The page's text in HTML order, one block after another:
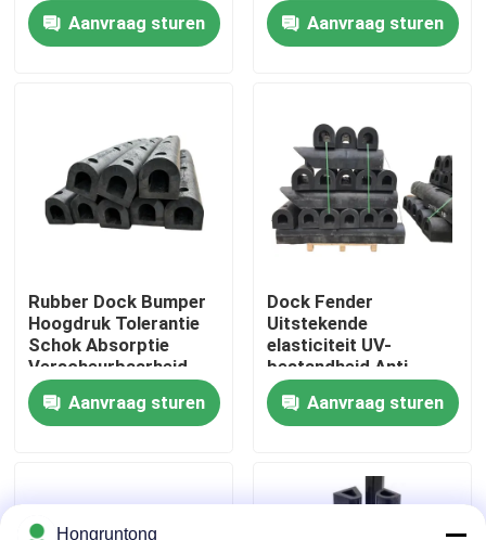
Video's
Fabriekstocht
Vraag een offerte
Dok Rubberstootkussen
Pneumatisch Rubberstootkussen
Aanvraag sturen
Aanvraag sturen
Rubber Dock Bumper
Hoogdruk Tolerantie
Schok Absorptie
Verscheurbaarheid
Aanvraag sturen
Dock Fender
Uitstekende
elasticiteit UV-
bestandheid Anti-
aging Hoge
duurzaamheid
Aanvraag sturen
Hongruntong